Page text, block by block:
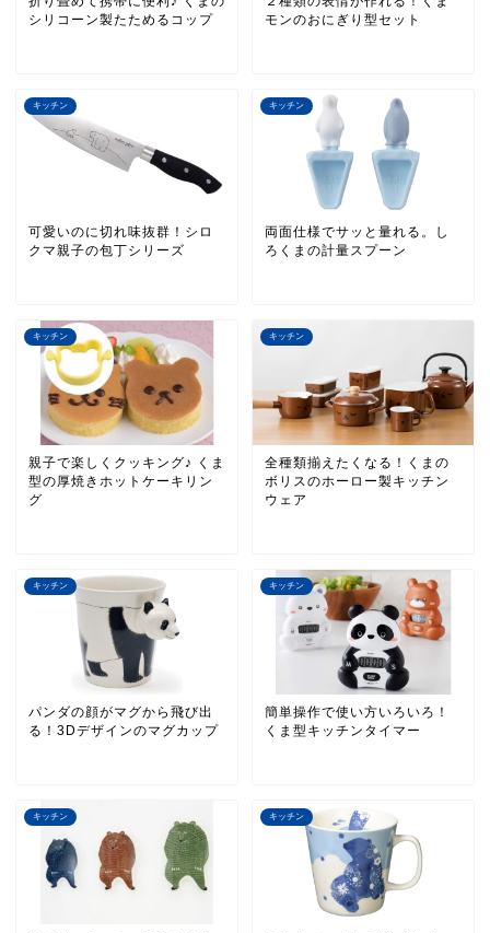
シリコーン製たためるコップ
モンのおにぎり型セット
キッチン
可愛いのに切れ味抜群！シロ
クマ親子の包丁シリーズ
キッチン
両面仕様でサッと量れる。し
ろくまの計量スプーン
キッチン
親子で楽しくクッキング♪ くま
型の厚焼きホットケーキリン
グ
キッチン
全種類揃えたくなる！くまの
ボリスのホーロー製キッチン
ウェア
キッチン
パンダの顔がマグから飛び出
る！3Dデザインのマグカップ
キッチン
簡単操作で使い方いろいろ！
くま型キッチンタイマー
キッチン キッチン